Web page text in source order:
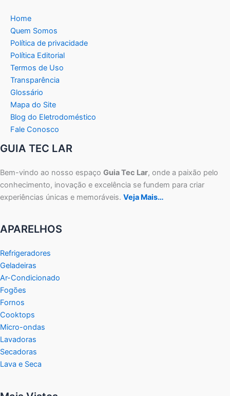
Home
Quem Somos
Política de privacidade
Política Editorial
Termos de Uso
Transparência
Glossário
Mapa do Site
Blog do Eletrodoméstico
Fale Conosco
GUIA TEC LAR
Bem-vindo ao nosso espaço Guia Tec Lar, onde a paixão pelo
conhecimento, inovação e excelência se fundem para criar
experiências únicas e memoráveis. Veja Mais…
APARELHOS
Refrigeradores
Geladeiras
Ar-Condicionado
Fogões
Fornos
Cooktops
Micro-ondas
Lavadoras
Secadoras
Lava e Seca